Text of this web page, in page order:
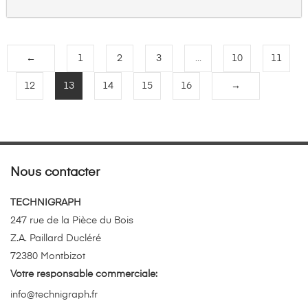
← 1 2 3 … 10 11
12 13 14 15 16 →
Nous contacter
TECHNIGRAPH
247 rue de la Pièce du Bois
Z.A. Paillard Ducléré
72380 Montbizot
Votre responsable commerciale:
info@technigraph.fr